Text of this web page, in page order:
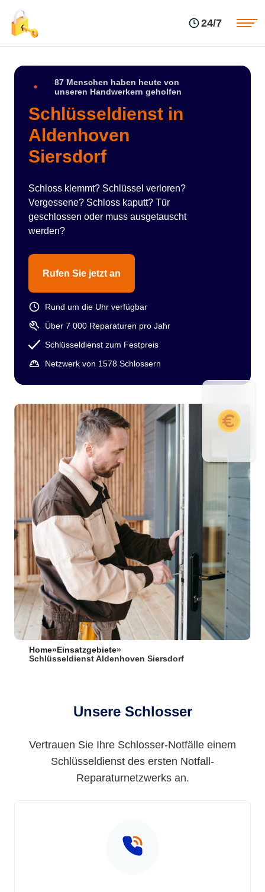
24/7
87 Menschen haben heute von
unseren Handwerkern geholfen
Schlüsseldienst in
Aldenhoven
Siersdorf
Schloss klemmt? Schlüssel verloren?
Vergessene? Schloss kaputt? Tür
geschlossen oder muss ausgetauscht
werden?
Rufen Sie jetzt an
Rund um die Uhr verfügbar
Über 7 000 Reparaturen pro Jahr
Schlüsseldienst zum Festpreis
Netzwerk von 1578 Schlossern
Home» Einsatzgebiete»
Schlüsseldienst Aldenhoven Siersdorf
Unsere Schlosser
Vertrauen Sie Ihre Schlosser-Notfälle einem
Schlüsseldienst des ersten Notfall-
Reparaturnetzwerks an.